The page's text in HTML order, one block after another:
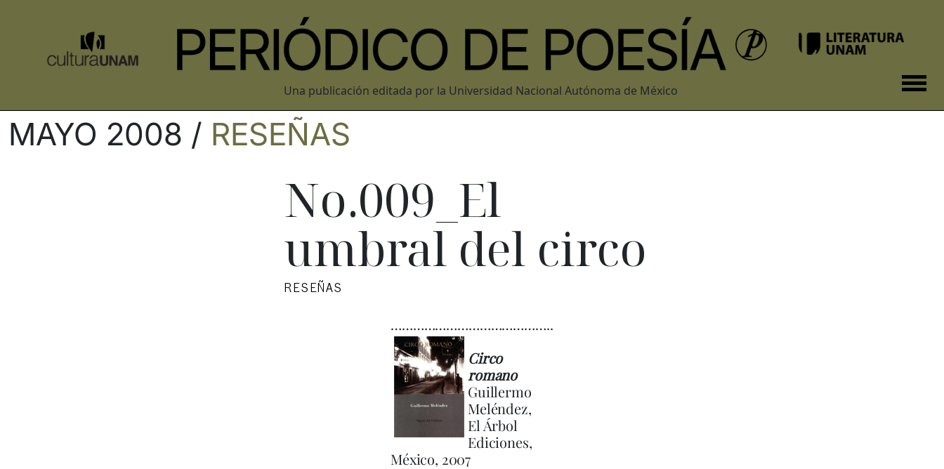
Una publicación editada por la Universidad Nacional Autónoma de México
MAYO 2008 / RESEÑAS
No.009_El
umbral del circo
RESEÑAS
……………………………………..
Circo
romano
Guillermo
Meléndez,
El Árbol
Ediciones,
México, 2007